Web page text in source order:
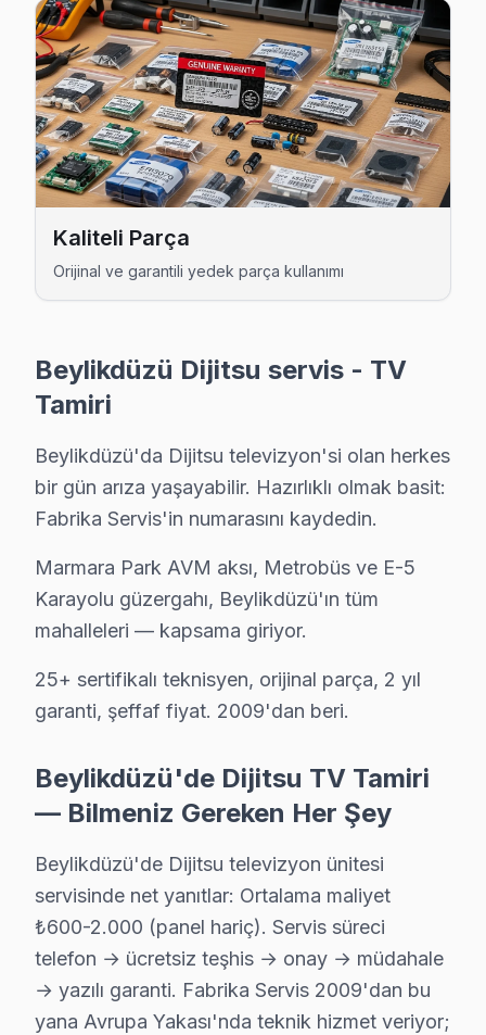
Dijitsu Uzman Teknisyen Ekibi — Beylikdüzü
Cenk D. — Dijitsu Servis Uzmanı
· Orijinal ve OEM yedek parça tedarikçisi
· 2010'dan günümüze tüm Dijitsu modelleri
Beylikdüzü Servis İstatistikleri
· Beylikdüzü'de570+Dijitsu TV tamiri
· Müşteri memnuniyeti
2–3 iş günü
· Tüm işlemler 2 yıl garantili
↑ Dijitsu Servis Ana Sayfası
↑ Beylikdüzü TV Servis Merkezi
Beylikdüzü Yakın İlçelerde Dijitsu Servisi
· Arnavutköy Dijitsu
· Avcılar Dijitsu
· Bağcılar Dijitsu
· Bahçelievler Dijitsu
· Bakırköy Dijitsu
· Başakşehir Dijitsu
Kaliteli Parça
Orijinal ve garantili yedek parça kullanımı
Beylikdüzü Dijitsu servis - TV
Tamiri
Beylikdüzü'da Dijitsu televizyon'si olan herkes
bir gün arıza yaşayabilir. Hazırlıklı olmak basit:
Fabrika Servis'in numarasını kaydedin.
Marmara Park AVM aksı, Metrobüs ve E-5
Karayolu güzergahı, Beylikdüzü'ın tüm
mahalleleri — kapsama giriyor.
25+ sertifikalı teknisyen, orijinal parça, 2 yıl
garanti, şeffaf fiyat. 2009'dan beri.
Beylikdüzü'de Dijitsu TV Tamiri
— Bilmeniz Gereken Her Şey
Beylikdüzü'de Dijitsu televizyon ünitesi
servisinde net yanıtlar: Ortalama maliyet
₺600-2.000 (panel hariç). Servis süreci
telefon → ücretsiz teşhis → onay → müdahale
→ yazılı garanti. Fabrika Servis 2009'dan bu
yana Avrupa Yakası'nda teknik hizmet veriyor;